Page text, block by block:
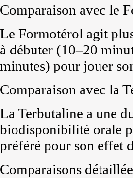
Comparaison avec le
Le Formotérol agit
à débuter (10–20
minutes) pour jouer
Comparaison avec la
La Terbutaline a une
biodisponibilité orale
préféré pour son effet
Comparaisons